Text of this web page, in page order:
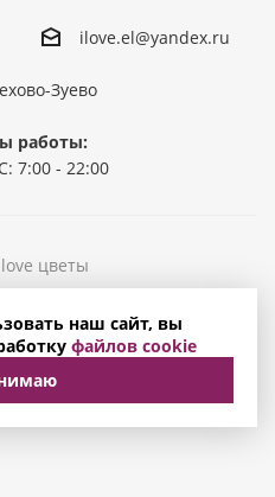
ilove.el@yandex.ru
Зуево
работы:
7:00 - 22:00
цветы
персональных данных
наш сайт, вы
файлов cookie